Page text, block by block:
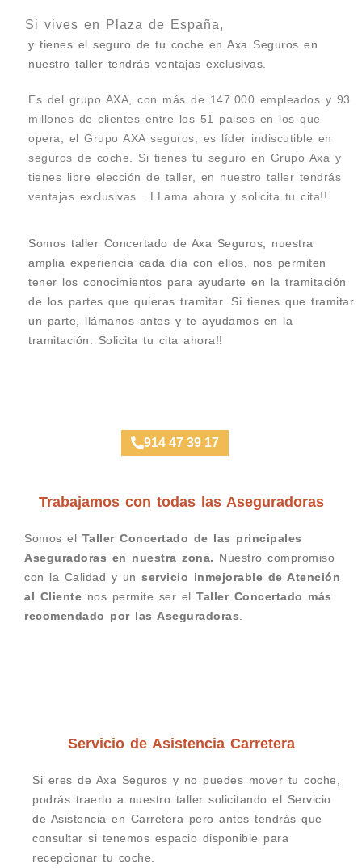
Si vives en Plaza de España,
y tienes el seguro de tu coche en Axa Seguros en
nuestro taller tendrás ventajas exclusivas.
Es del grupo AXA, con más de 147.000 empleados y 93
millones de clientes entre los 51 paises en los que
opera, el Grupo AXA seguros, es líder indiscutible en
seguros de coche. Si tienes tu seguro en Grupo Axa y
tienes libre elección de taller, en nuestro taller tendrás
ventajas exclusivas . LLama ahora y solicita tu cita!!
Somos taller Concertado de Axa Seguros, nuestra
amplia experiencia cada día con ellos, nos permiten
tener los conocimientos para ayudarte en la tramitación
de los partes que quieras tramitar. Si tienes que tramitar
un parte, llámanos antes y te ayudamos en la
tramitación. Solicita tu cita ahora!!
914 47 39 17
Trabajamos con todas las Aseguradoras
Somos el Taller Concertado de las principales
Aseguradoras en nuestra zona. Nuestro compromiso
con la Calidad y un servicio inmejorable de Atención
al Cliente nos permite ser el Taller Concertado más
recomendado por las Aseguradoras.
Servicio de Asistencia Carretera
Si eres de Axa Seguros y no puedes mover tu coche,
podrás traerlo a nuestro taller solicitando el Servicio
de Asistencia en Carretera pero antes tendrás que
consultar si tenemos espacio disponible para
recepcionar tu coche.